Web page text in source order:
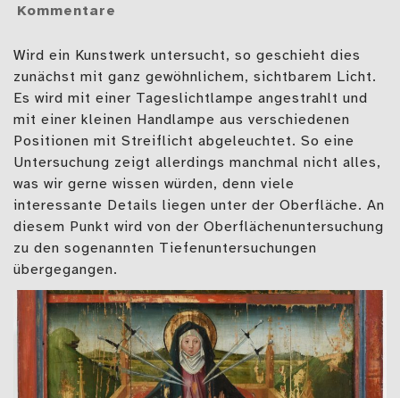
Kommentare
Wird ein Kunstwerk untersucht, so geschieht dies
zunächst mit ganz gewöhnlichem, sichtbarem Licht.
Es wird mit einer Tageslichtlampe angestrahlt und
mit einer kleinen Handlampe aus verschiedenen
Positionen mit Streiflicht abgeleuchtet. So eine
Untersuchung zeigt allerdings manchmal nicht alles,
was wir gerne wissen würden, denn viele
interessante Details liegen unter der Oberfläche. An
diesem Punkt wird von der Oberflächenuntersuchung
zu den sogenannten Tiefenuntersuchungen
übergegangen.